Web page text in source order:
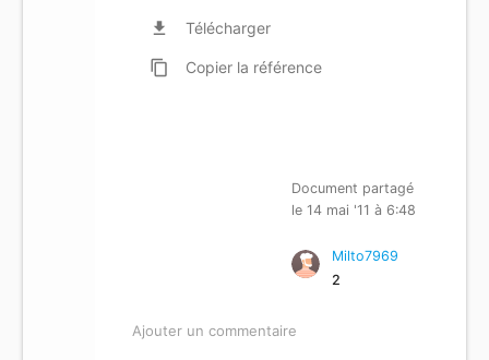
file_download Télécharger
content_copy Copier la référence
Document partagé
le 14 mai '11 à 6:48
Milto7969
2
Ajouter un commentaire